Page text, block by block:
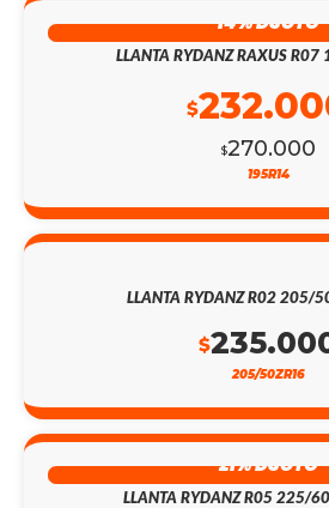
14% DSCTO
LLANTA RYDANZ RAXUS
$270.000
$
195R14
LLANTA RYDANZ R02 205/
$
205/50ZR16
21% DSCTO
LLANTA RYDANZ R05 225/